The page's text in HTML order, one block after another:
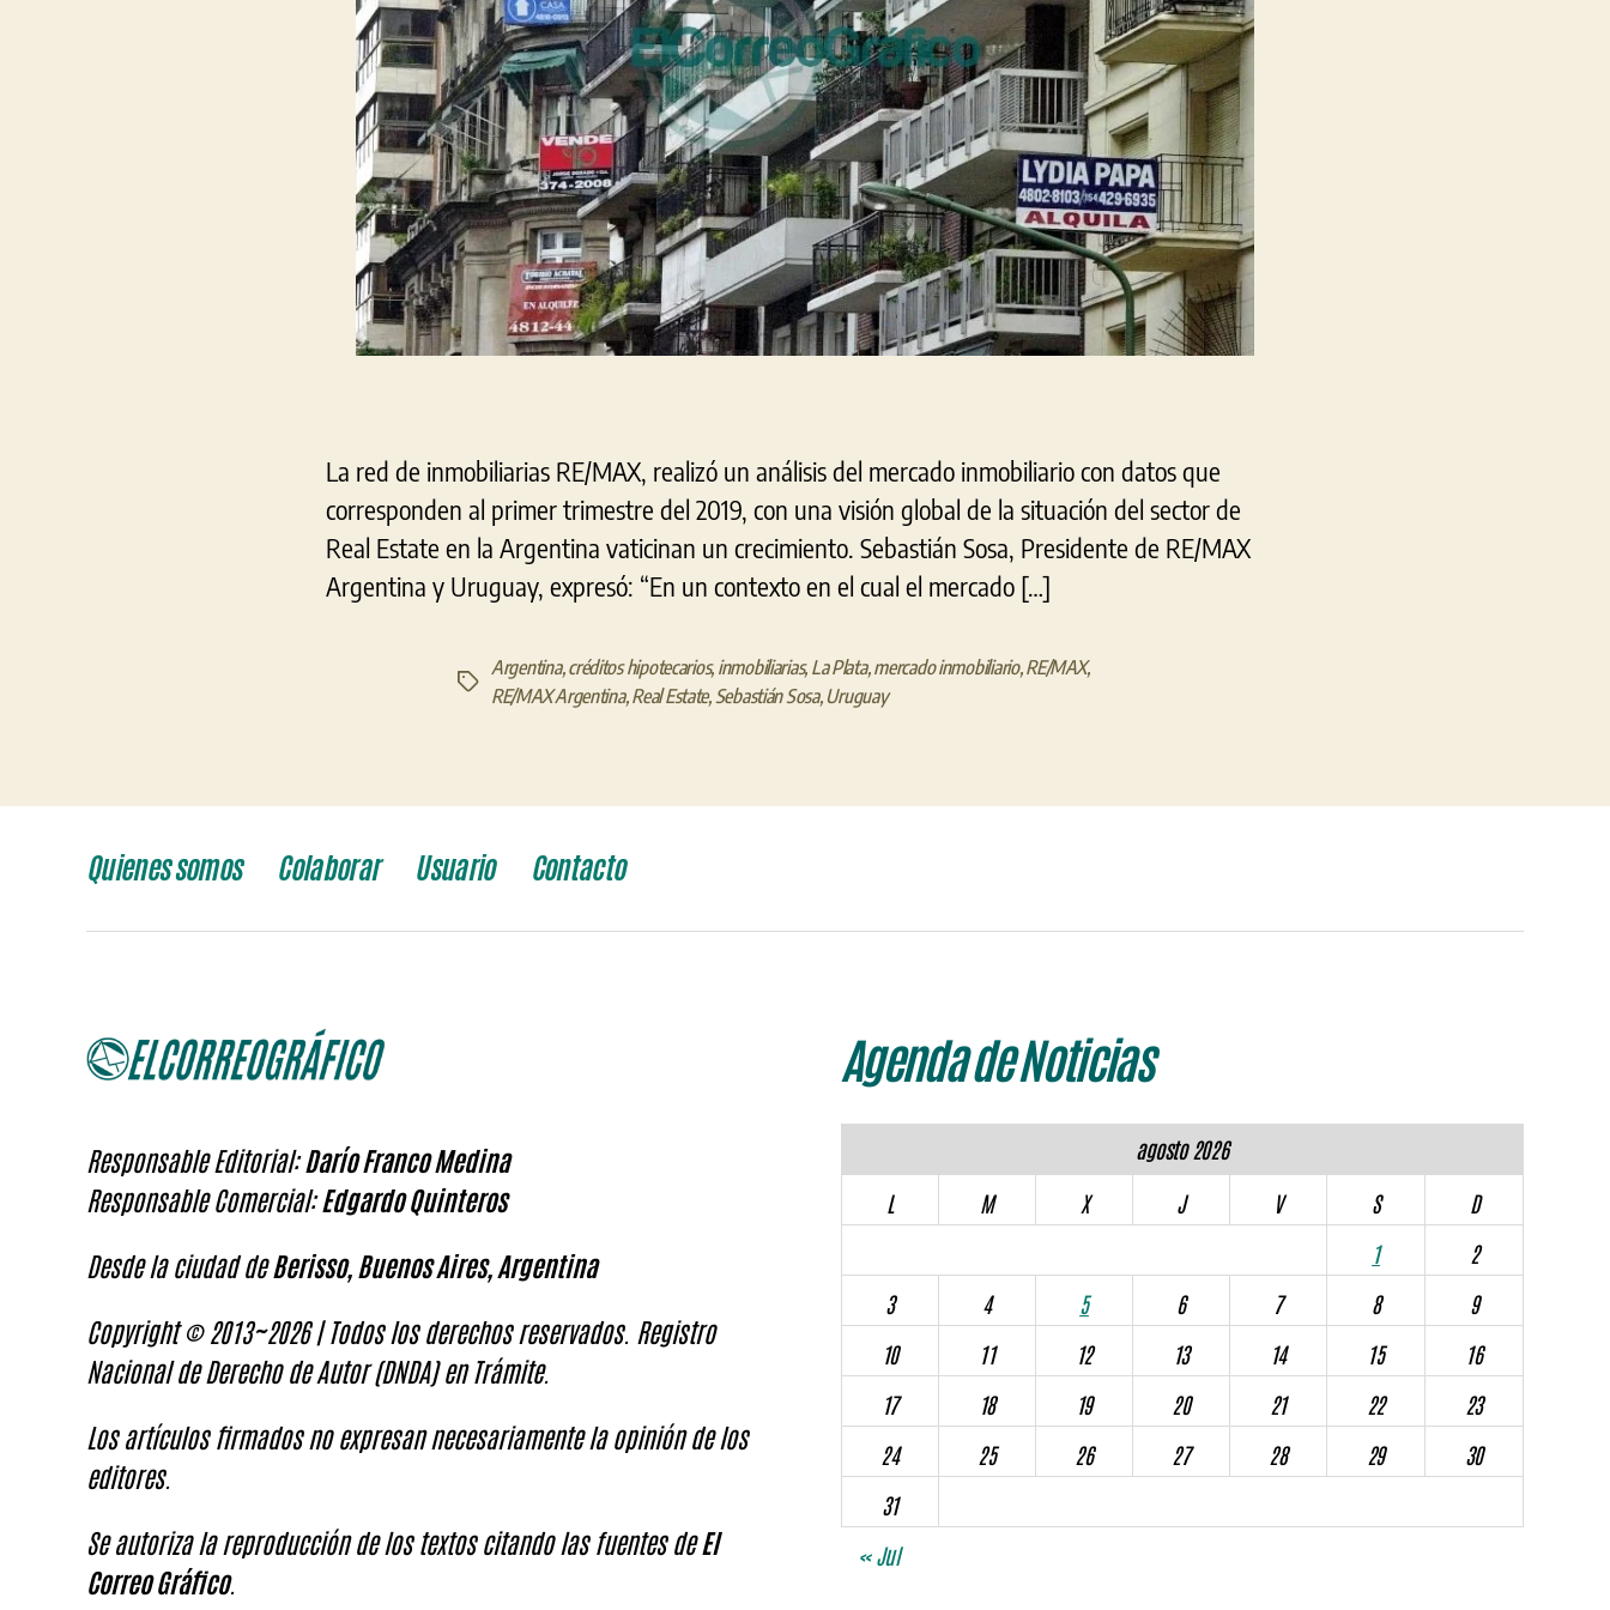
con
optimismo
de
crecimiento
La red de inmobiliarias RE/MAX, realizó un análisis del mercado inmobiliario con datos que
corresponden al primer trimestre del 2019, con una visión global de la situación del sector de
Real Estate en la Argentina vaticinan un crecimiento. Sebastián Sosa, Presidente de RE/MAX
Argentina y Uruguay, expresó: “En un contexto en el cual el mercado […]
Etiquetas
Argentina,créditos hipotecarios, inmobiliarias, La Plata,mercado inmobiliario,RE/MAX,
RE/MAX Argentina,Real Estate,Sebastián Sosa, Uruguay
Quienes somos Colaborar Usuario Contacto
Responsable Editorial:Darío Franco Medina
Responsable Comercial:Edgardo Quinteros
Desde la ciudad deBerisso, Buenos Aires, Argentina
Copyright © 2013~2026 | Todos los derechos reservados. Registro
Nacional de Derecho de Autor (DNDA) en Trámite.
Los artículos firmados no expresan necesariamente la opinión de los
editores.
Se autoriza la reproducción de los textos citando las fuentes deEl
Correo Gráfico.
Agenda de Noticias
agosto 2026
L
M X J V S
D
1
2
3
4 5 6 7 8
9
10
11 12 13 14 15
16
17
18 19 20 21 22
23
24
25 26 27 28 29
30
31
« Jul